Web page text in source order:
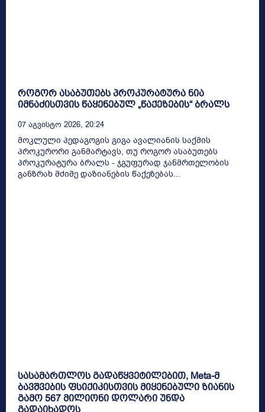
როგორ ასაბუთებს პროკურატურა ნია
იმნაძისთვის წაყენებულ „წაქეზების“ ბრალს
07 Აგვისტო 2026, 20:24
მოკლული პედაგოგის გიგა ავალიანის საქმის
პროკურორი განმარტავს, თუ როგორ ასაბუთებს
პროკურატურა ბრალს - ჯგუფურად ჯანმრთელობის
განზრახ მძიმე დაზიანების წაქეზებას...
სასამართლოს გადაწყვეტილებით, Meta-მ
ბავშვების ფსიქიკისთვის მიყენებული ზიანის
გამო 567 მილიონი დოლარი უნდა
გადაიხადოს